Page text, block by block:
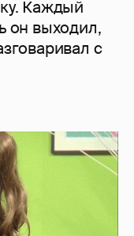
Каждый
он выходил,
с